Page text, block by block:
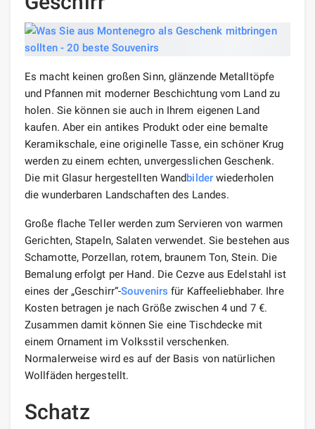
Es macht keinen großen Sinn, glänzende Metalltöpfe
und Pfannen mit moderner Beschichtung vom Land zu
holen. Sie können sie auch in Ihrem eigenen Land
kaufen. Aber ein antikes Produkt oder eine bemalte
Keramikschale, eine originelle Tasse, ein schöner Krug
werden zu einem echten, unvergesslichen Geschenk.
Die mit Glasur hergestellten Wandbilderwiederholen
die wunderbaren Landschaften des Landes.
Große flache Teller werden zum Servieren von warmen
Gerichten, Stapeln, Salaten verwendet. Sie bestehen aus
Schamotte, Porzellan, rotem, braunem Ton, Stein. Die
Bemalung erfolgt per Hand. Die Cezve aus Edelstahl ist
eines der „Geschirr“-Souvenirs für Kaffeeliebhaber. Ihre
Kosten betragen je nach Größe zwischen 4 und 7 €.
Zusammen damit können Sie eine Tischdecke mit
einem Ornament im Volksstil verschenken.
Normalerweise wird es auf der Basis von natürlichen
Wollfäden hergestellt.
Schatz